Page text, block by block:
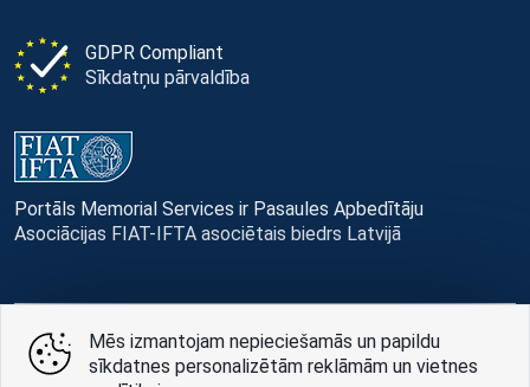
GDPR Compliant
Sīkdatņu pārvaldība
Portāls Memorial Services ir Pasaules Apbedītāju
Asociācijas FIAT-IFTA asociētais biedrs Latvijā
© Memorial Services, 2016 — 2026 pr3-g
Mēs izmantojam nepieciešamās un papildu
sīkdatnes personalizētām reklāmām un vietnes